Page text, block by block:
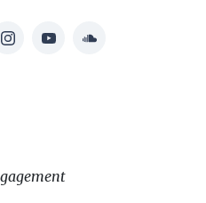
InstagramYouTubeSoundcloud